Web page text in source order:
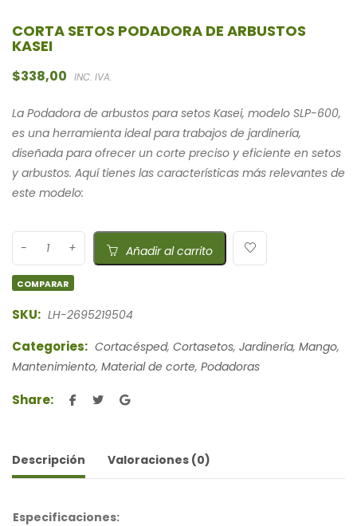
CORTA SETOS PODADORA DE ARBUSTOS
KASEI
$338,00 INC. IVA.
La Podadora de arbustos para setos Kasei, modelo SLP-600,
es una herramienta ideal para trabajos de jardinería,
diseñada para ofrecer un corte preciso y eficiente en setos
y arbustos. Aquí tienes las características más relevantes de
este modelo:
Añadir al carrito
COMPARAR
SKU: LH-2695219504
Categories: Cortacésped, Cortasetos, Jardinería, Mango,
Mantenimiento, Material de corte, Podadoras
Share:
Descripción Valoraciones (0)
Especificaciones: